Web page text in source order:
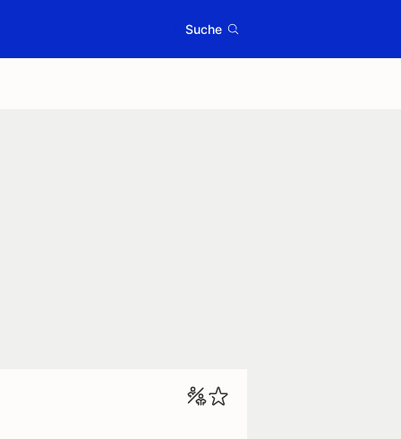
Suche